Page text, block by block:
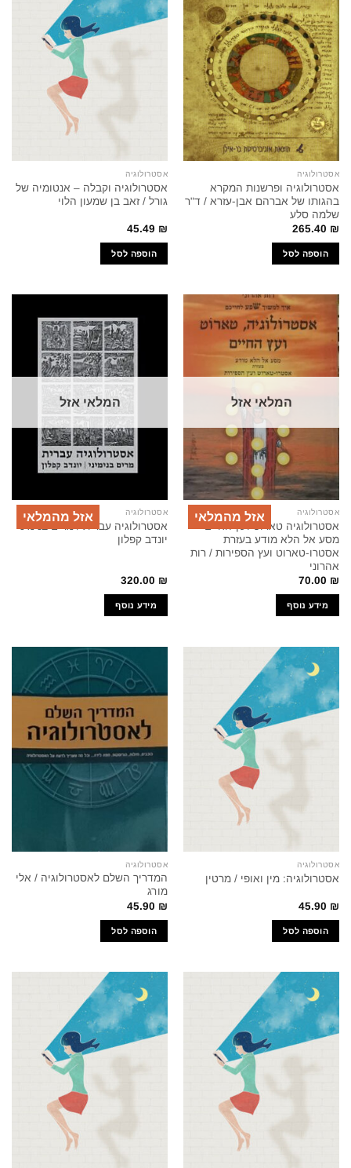
אסטרולוגיה
אסטרולוגיה ופרשנות המקרא
בהגותו של אברהם אבן-עזרא / ד"ר
שלמה סלע
265.40 ₪
הוספה לסל
אסטרולוגיה
אסטרולוגיה וקבלה – אנטומיה של
גורל / זאב בן שמעון הלוי
45.49 ₪
הוספה לסל
המלאי אזל
אזל מהמלאי אסטרולוגיה
אסטרולוגיה טארוט ועץ החיים –
מסע אל הלא מודע בעזרת
אסטרו-טארוט ועץ הספירות / רות
אהרוני
70.00 ₪
מידע נוסף
המלאי אזל
אזל מהמלאי אסטרולוגיה
אסטרולוגיה עברית / מרים בנימיני
יונדב קפלון
320.00 ₪
מידע נוסף
אסטרולוגיה
אסטרולוגיה: מין ואופי / מרטין
45.90 ₪
הוספה לסל
אסטרולוגיה
המדריך השלם לאסטרולוגיה / אלי
מורג
45.90 ₪
הוספה לסל